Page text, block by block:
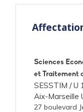
Sciences
et Traitement
SESSTIM /U
Aix-Marseille
27 boulevard